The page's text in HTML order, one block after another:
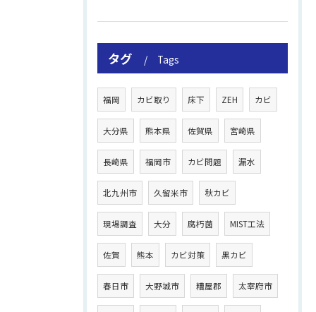
タグ Tags
福岡 カビ取り 床下 ZEH カビ
大分県 熊本県 佐賀県 宮崎県
長崎県 福岡市 カビ問題 漏水
北九州市 久留米市 秋カビ
現場調査 大分 腐朽菌 MIST工法
佐賀 熊本 カビ対策 黒カビ
春日市 大野城市 糟屋郡 太宰府市